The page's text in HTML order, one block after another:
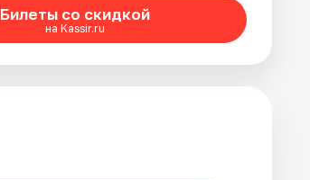
Билеты со скидкой
на Kassir.ru